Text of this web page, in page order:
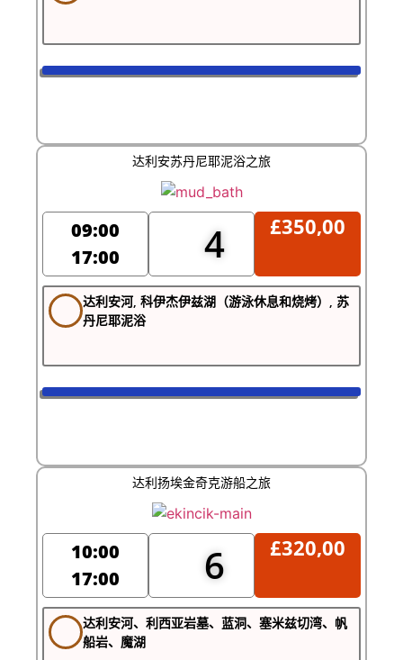
达利安苏丹尼耶泥浴之旅
09:00
17:00
4 £350,00
达利安河, 科伊杰伊兹湖（游泳休息和烧烤）, 苏
丹尼耶泥浴
达利扬埃金奇克游船之旅
10:00
17:00
6 £320,00
达利安河、利西亚岩墓、蓝洞、塞米兹切湾、帆
船岩、魔湖